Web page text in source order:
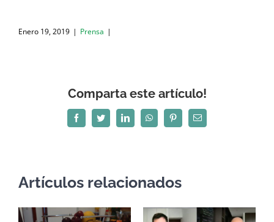
Enero 19, 2019 | Prensa |
Comparta este artículo!
FacebookTwitterLinkedInWhatsAppPinterestCorreo
electrónico
Artículos relacionados